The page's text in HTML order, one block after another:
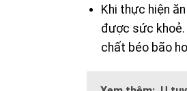
Khi thực hiện
được sức khoẻ.
chất béo bão